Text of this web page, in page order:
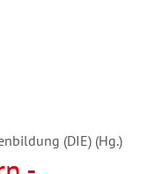
(DIE) (Hg.)